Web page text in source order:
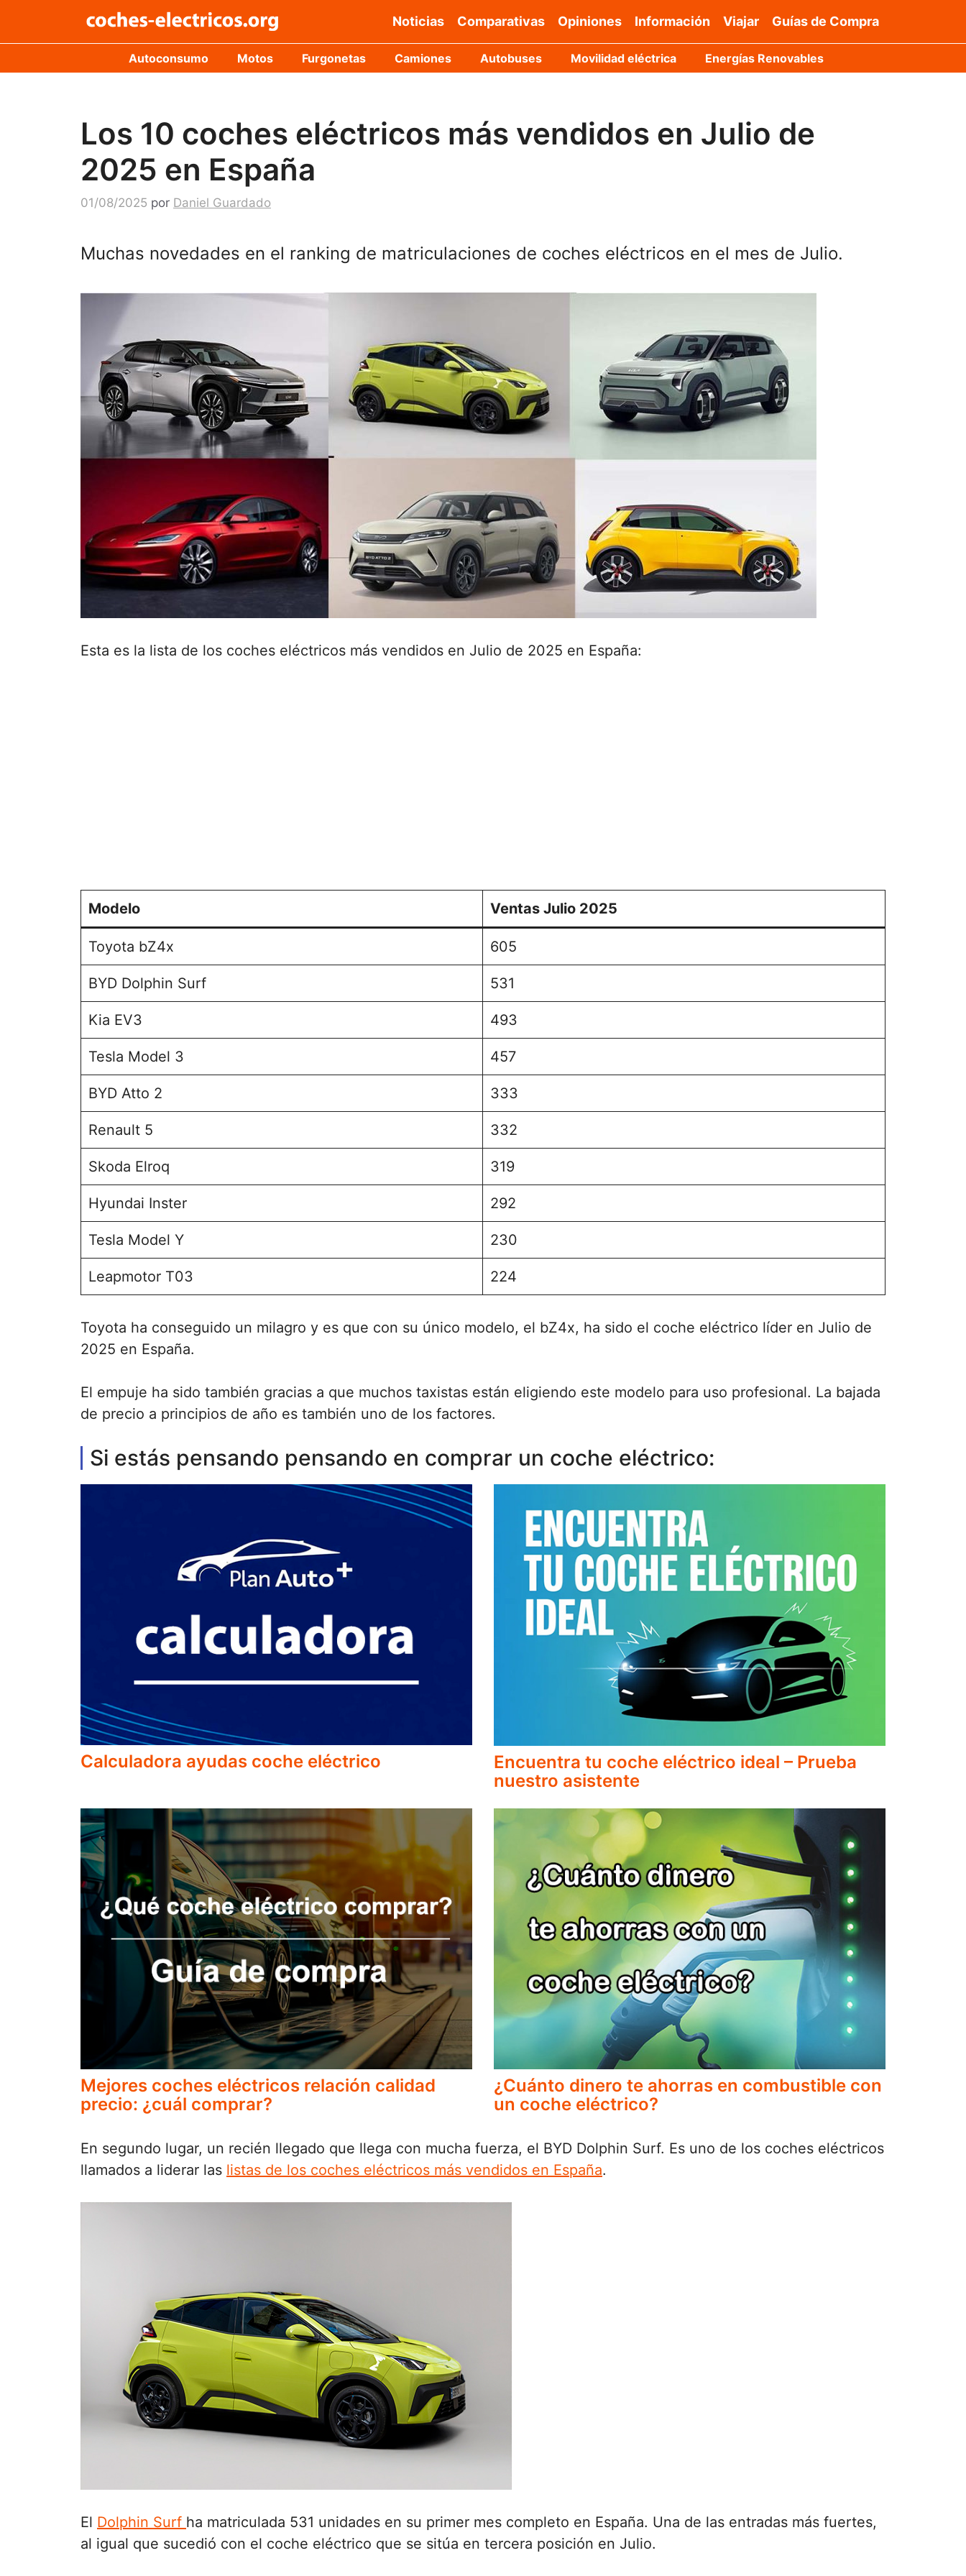
Noticias Comparativas Opiniones Información Viajar Guías de Compra
Autoconsumo Motos Furgonetas Camiones Autobuses Movilidad eléctrica Energías Renovables
Los 10 coches eléctricos más vendidos en Julio de
2025 en España
01/08/2025 por Daniel Guardado
Muchas novedades en el ranking de matriculaciones de coches eléctricos en el mes de Julio.
Esta es la lista de los coches eléctricos más vendidos en Julio de 2025 en España:
Modelo Ventas Julio 2025
Toyota bZ4x 605
BYD Dolphin Surf 531
Kia EV3 493
Tesla Model 3 457
BYD Atto 2 333
Renault 5 332
Skoda Elroq 319
Hyundai Inster 292
Tesla Model Y 230
Leapmotor T03 224
Toyota ha conseguido un milagro y es que con su único modelo, el bZ4x, ha sido el coche eléctrico líder en Julio de
2025 en España.
El empuje ha sido también gracias a que muchos taxistas están eligiendo este modelo para uso profesional. La bajada
de precio a principios de año es también uno de los factores.
Si estás pensando pensando en comprar un coche eléctrico:
Calculadora ayudas coche eléctrico
Encuentra tu coche eléctrico ideal – Prueba
nuestro asistente
Mejores coches eléctricos relación calidad
precio: ¿cuál comprar?
¿Cuánto dinero te ahorras en combustible con
un coche eléctrico?
En segundo lugar, un recién llegado que llega con mucha fuerza, el BYD Dolphin Surf. Es uno de los coches eléctricos
llamados a liderar las listas de los coches eléctricos más vendidos en España.
El Dolphin Surf ha matriculada 531 unidades en su primer mes completo en España. Una de las entradas más fuertes,
al igual que sucedió con el coche eléctrico que se sitúa en tercera posición en Julio.